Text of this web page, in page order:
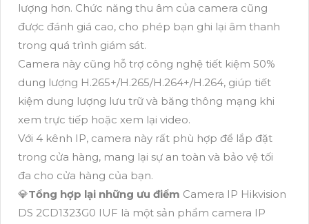
lượng hơn. Chức năng thu âm của camera cũng
được đánh giá cao, cho phép bạn ghi lại âm thanh
trong quá trình giám sát.
Camera này cũng hỗ trợ công nghệ tiết kiệm 50%
dung lượng H.265+/H.265/H.264+/H.264, giúp tiết
kiệm dung lượng lưu trữ và băng thông mạng khi
xem trực tiếp hoặc xem lại video.
Với 4 kênh IP, camera này rất phù hợp để lắp đặt
trong cửa hàng, mang lại sự an toàn và bảo vệ tối
đa cho cửa hàng của bạn.
💎Tổng hợp lại những ưu điểm Camera IP Hikvision
DS 2CD1323G0 IUF là một sản phẩm camera IP